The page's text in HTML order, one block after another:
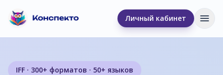
Личный кабинет
IFF · 300+ форматов · 50+ языков